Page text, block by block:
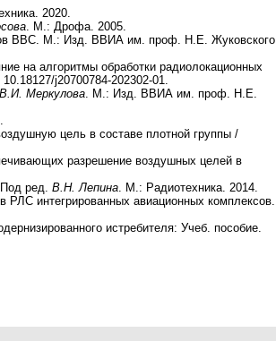
2020.
. М.: Дрофа. 2005.
ВВС. М.: Изд. ВВИА им. проф. Н.Е. Жуковского.
на алгоритмы обработки радиолокационных
j20700784-202302-01.
В.И. Меркулова . М.: Изд. ВВИА им. проф. Н.Е.
цель в составе плотной группы /
разрешение воздушных целей в
ред. В.Н. Лепина . М.: Радиотехника. 2014.
РЛС интегрированных авиационных комплексов.
истребителя: Учеб. пособие.